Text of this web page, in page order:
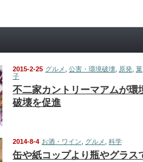
2015-2-25 グルメ 公害・環境破壊 原発 菓
子
不二家カントリーマアムが環
破壊を促進
2014-8-4 お酒・ワイン グルメ 科学
缶や紙コップより瓶やグラス